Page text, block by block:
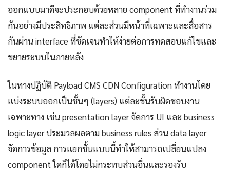
ออกแบบมาดีจะประกอบด้วยหลาย component ที่ทำงานร่วม
กันอย่างมีประสิทธิภาพ แต่ละส่วนมีหน้าที่เฉพาะและสื่อสาร
กันผ่าน interface ที่ชัดเจนทำให้ง่ายต่อการทดสอบแก้ไขและ
ขยายระบบในภายหลัง
ในทางปฏิบัติ Payload CMS CDN Configuration ทำงานโดย
แบ่งระบบออกเป็นชั้นๆ (layers) แต่ละชั้นรับผิดชอบงาน
เฉพาะทาง เช่น presentation layer จัดการ UI และ business
logic layer ประมวลผลตาม business rules ส่วน data layer
จัดการข้อมูล การแยกชั้นแบบนี้ทำให้สามารถเปลี่ยนแปลง
component ใดก็ได้โดยไม่กระทบส่วนอื่นและรองรับ